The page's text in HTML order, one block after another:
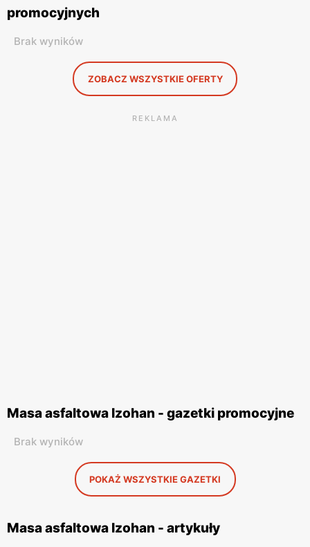
promocyjnych
Brak wyników
ZOBACZ WSZYSTKIE OFERTY
REKLAMA
Masa asfaltowa Izohan - gazetki promocyjne
Brak wyników
POKAŻ WSZYSTKIE GAZETKI
Masa asfaltowa Izohan - artykuły